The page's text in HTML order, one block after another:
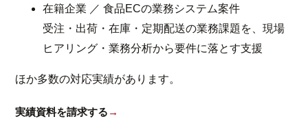
在籍企業 ／ 食品ECの業務システム案件
受注・出荷・在庫・定期配送の業務課題を、現場
ヒアリング・業務分析から要件に落とす支援
ほか多数の対応実績があります。
実績資料を請求する →